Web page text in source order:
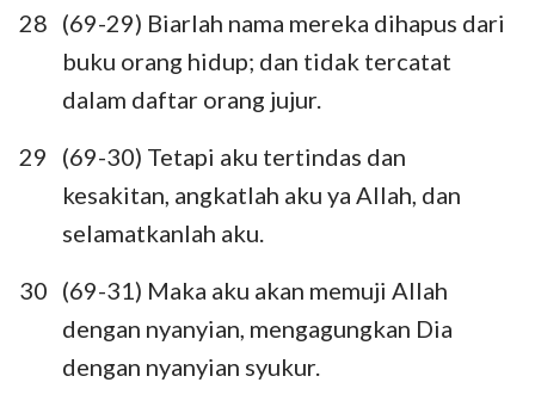
28 (69-29) Biarlah nama mereka dihapus dari
buku orang hidup; dan tidak tercatat
dalam daftar orang jujur.
29
(69-30) Tetapi aku tertindas dan
kesakitan, angkatlah aku ya Allah, dan
selamatkanlah aku.
30 (69-31) Maka aku akan memuji Allah
dengan nyanyian, mengagungkan Dia
dengan nyanyian syukur.